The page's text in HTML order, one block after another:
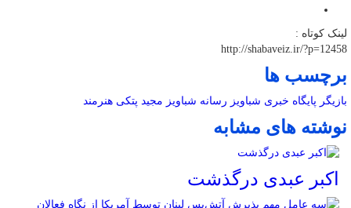
لینک کوتاه :
http://shabaveiz.ir/?p=12458
برچسب ها
بازیگر پایگاه خبری شباویز رسانه شباویز مجید پتکی هنرمند
نوشته های مشابه
اکبر عبدی درگذشت